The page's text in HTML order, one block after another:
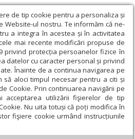
de tip cookie pentru a personaliza și
ul nostru. Te informăm că ne-
a integra în acestea și în activitatea
mai recente modificări propuse de
privind protecția persoanelor fizice în
datelor cu caracter personal și privind
Înainte de a continua navigarea pe
să aloci timpul necesar pentru a citi și
Cookie. Prin continuarea navigării pe
acceptarea utilizării fişierelor de tip
Nu uita totuși că poți modifica în
fişiere cookie urmând instrucțiunile
› Știri › Binecuvântare
sălăjeană Mierța
în filia Dolu
Mierța